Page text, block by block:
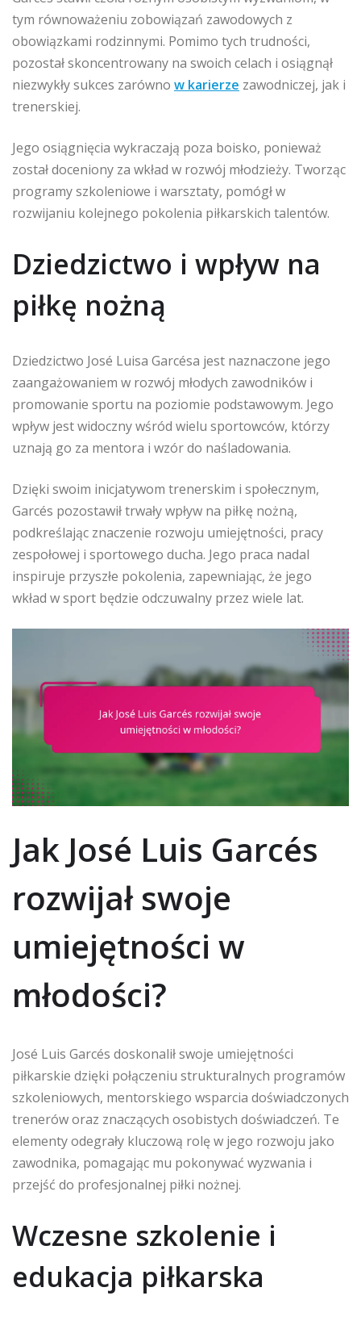
tym równoważeniu zobowiązań zawodowych z
obowiązkami rodzinnymi. Pomimo tych trudności,
pozostał skoncentrowany na swoich celach i osiągnął
niezwykły sukces zarówno w karierze zawodniczej, jak i
trenerskiej.
Jego osiągnięcia wykraczają poza boisko, ponieważ
został doceniony za wkład w rozwój młodzieży. Tworząc
programy szkoleniowe i warsztaty, pomógł w
rozwijaniu kolejnego pokolenia piłkarskich talentów.
Dziedzictwo i wpływ na
piłkę nożną
Dziedzictwo José Luisa Garcésa jest naznaczone jego
zaangażowaniem w rozwój młodych zawodników i
promowanie sportu na poziomie podstawowym. Jego
wpływ jest widoczny wśród wielu sportowców, którzy
uznają go za mentora i wzór do naśladowania.
Dzięki swoim inicjatywom trenerskim i społecznym,
Garcés pozostawił trwały wpływ na piłkę nożną,
podkreślając znaczenie rozwoju umiejętności, pracy
zespołowej i sportowego ducha. Jego praca nadal
inspiruje przyszłe pokolenia, zapewniając, że jego
wkład w sport będzie odczuwalny przez wiele lat.
Jak José Luis Garcés
rozwijał swoje
umiejętności w
młodości?
José Luis Garcés doskonalił swoje umiejętności
piłkarskie dzięki połączeniu strukturalnych programów
szkoleniowych, mentorskiego wsparcia doświadczonych
trenerów oraz znaczących osobistych doświadczeń. Te
elementy odegrały kluczową rolę w jego rozwoju jako
zawodnika, pomagając mu pokonywać wyzwania i
przejść do profesjonalnej piłki nożnej.
Wczesne szkolenie i
edukacja piłkarska